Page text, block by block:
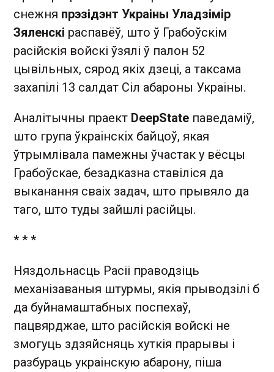
снежня прэзідэнт Украіны Уладзімір
Зяленскі распавёў, што ў Грабоўскім
расійскія войскі ўзялі ў палон 52
цывільных, сярод якіх дзеці, а таксама
захапілі 13 салдат Сіл абароны Украіны.
Аналітычны праект DeepState паведаміў,
што група ўкраінскіх байцоў, якая
ўтрымлівала памежны ўчастак у вёсцы
Грабоўскае, безадказна ставіліся да
выканання сваіх задач, што прывяло да
таго, што туды зайшлі расійцы.
* * *
Няздольнасць Расіі праводзіць
механізаваныя штурмы, якія прыводзілі б
да буйнамаштабных поспехаў,
пацвярджае, што расійскія войскі не
змогуць здзяйсняць хуткія прарывы і
разбураць украінскую абарону, піша